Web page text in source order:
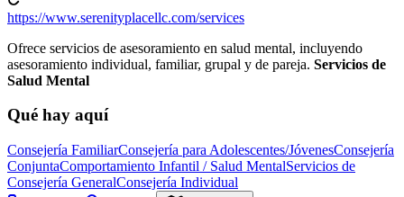
https://www.serenityplacellc.com/services
Ofrece servicios de asesoramiento en salud mental, incluyendo
asesoramiento individual, familiar, grupal y de pareja. Servicios de
Salud Mental
Qué hay aquí
Consejería FamiliarConsejería para Adolescentes/JóvenesConsejería
ConjuntaComportamiento Infantil / Salud MentalServicios de
Consejería GeneralConsejería Individual